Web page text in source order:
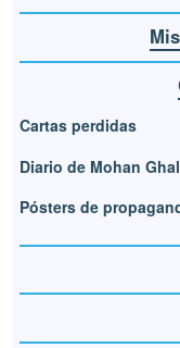
Cartas perdidas
Diario de Mohan
Pósters de